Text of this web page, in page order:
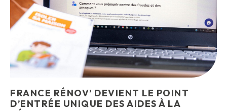
FRANCE RÉNOV’ DEVIENT LE POINT
D’ENTRÉE UNIQUE DES AIDES À LA